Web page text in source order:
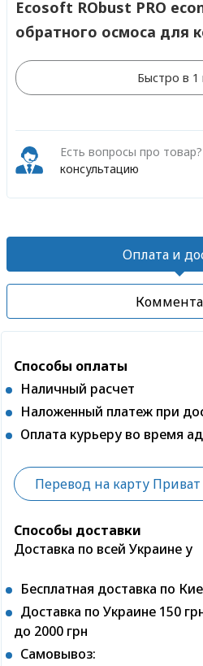
Ecosoft RObust PRO
обратного осмоса для
Быстро в 1
Есть вопросы про товар?
консультацию
Оплата и
Способы оплаты
Наличный расчет
Наложенный платеж при
Оплата курьеру во время
Перевод на карту
Способы доставки
Доставка по всей Украине у
Бесплатная доставка по
Доставка по Украине 150
до 2000 грн
Самовывоз: